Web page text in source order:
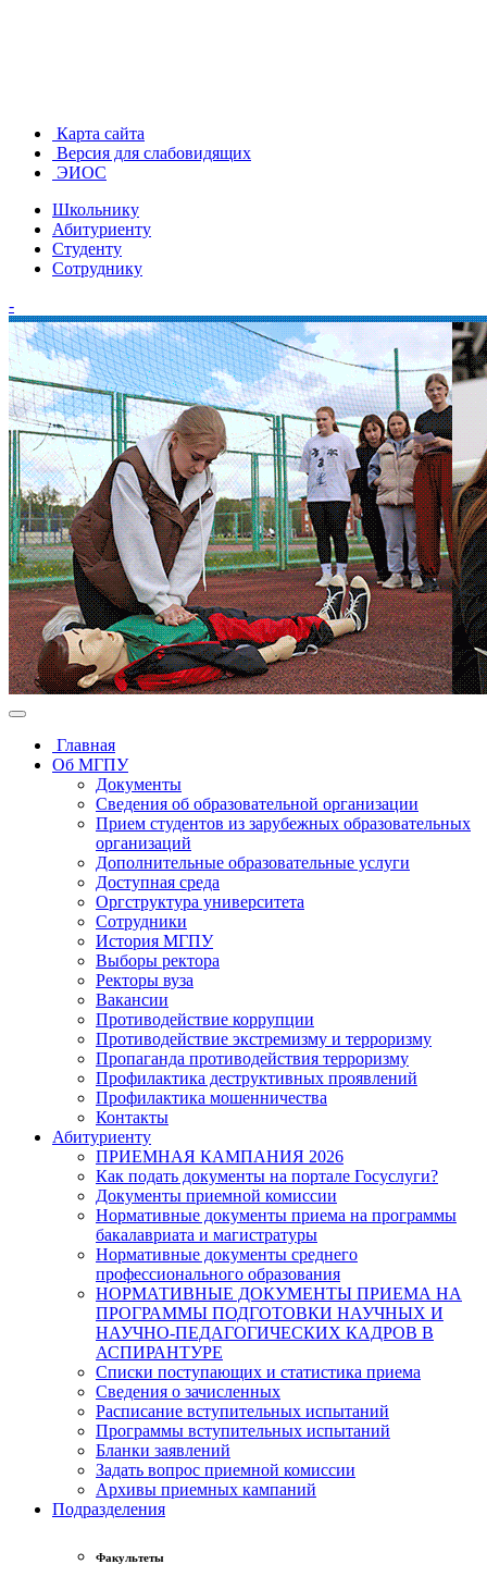
Карта сайта
Версия для слабовидящих
ЭИОС
Школьнику
Абитуриенту
Студенту
Сотруднику
-
Главная
Об МГПУ
Документы
Сведения об образовательной организации
Прием студентов из зарубежных образовательных
организаций
Дополнительные образовательные услуги
Доступная среда
Оргструктура университета
Сотрудники
История МГПУ
Выборы ректора
Ректоры вуза
Вакансии
Противодействие коррупции
Противодействие экстремизму и терроризму
Пропаганда противодействия терроризму
Профилактика деструктивных проявлений
Профилактика мошенничества
Контакты
Абитуриенту
ПРИЕМНАЯ КАМПАНИЯ 2026
Как подать документы на портале Госуслуги?
Документы приемной комиссии
Нормативные документы приема на программы
бакалавриата и магистратуры
Нормативные документы среднего
профессионального образования
НОРМАТИВНЫЕ ДОКУМЕНТЫ ПРИЕМА НА
ПРОГРАММЫ ПОДГОТОВКИ НАУЧНЫХ И
НАУЧНО-ПЕДАГОГИЧЕСКИХ КАДРОВ В
АСПИРАНТУРЕ
Списки поступающих и статистика приема
Сведения о зачисленных
Расписание вступительных испытаний
Программы вступительных испытаний
Бланки заявлений
Задать вопрос приемной комиссии
Архивы приемных кампаний
Подразделения
Факультеты